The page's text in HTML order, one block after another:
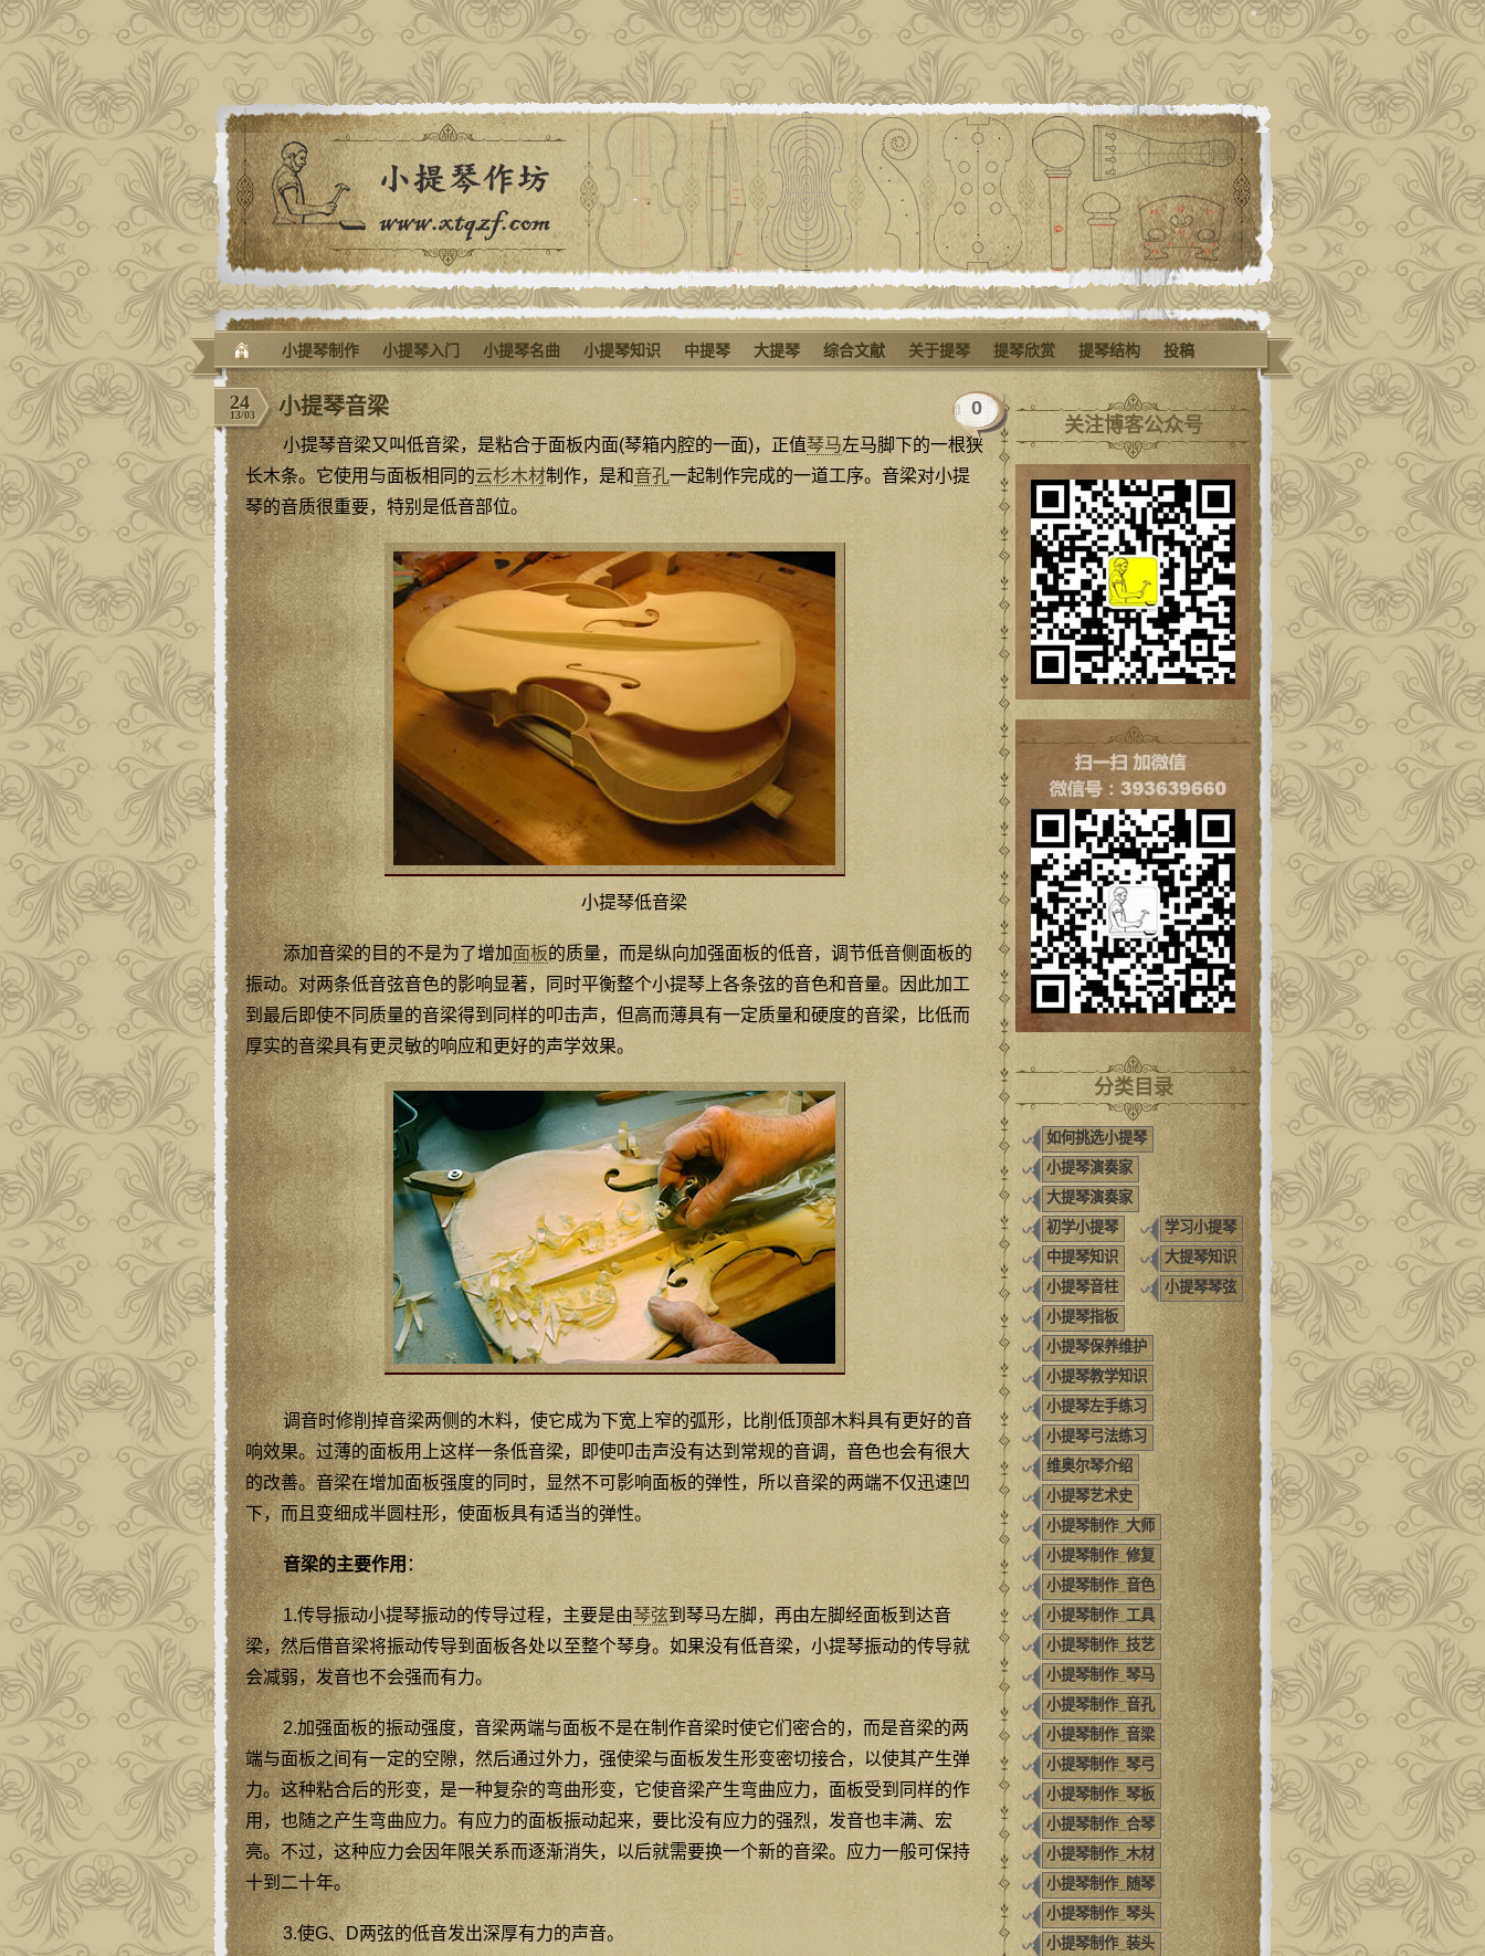
小提琴制作 小提琴入门 小提琴名曲 小提琴知识 中提琴 大提琴 综合文献 关于提琴 提琴欣赏 提琴结构 投稿
小提琴音梁
小提琴音梁又叫低音梁，是粘合于面板内面(琴箱内腔的一面)，正值琴马左马脚下的一根狭
长木条。它使用与面板相同的云杉木材制作，是和音孔一起制作完成的一道工序。音梁对小提
琴的音质很重要，特别是低音部位。
小提琴低音梁
添加音梁的目的不是为了增加面板的质量，而是纵向加强面板的低音，调节低音侧面板的
振动。对两条低音弦音色的影响显著，同时平衡整个小提琴上各条弦的音色和音量。因此加工
到最后即使不同质量的音梁得到同样的叩击声，但高而薄具有一定质量和硬度的音梁，比低而
厚实的音梁具有更灵敏的响应和更好的声学效果。
调音时修削掉音梁两侧的木料，使它成为下宽上窄的弧形，比削低顶部木料具有更好的音
响效果。过薄的面板用上这样一条低音梁，即使叩击声没有达到常规的音调，音色也会有很大
的改善。音梁在增加面板强度的同时，显然不可影响面板的弹性，所以音梁的两端不仅迅速凹
下，而且变细成半圆柱形，使面板具有适当的弹性。
音梁的主要作用 ：
1.传导振动小提琴振动的传导过程，主要是由琴弦到琴马左脚，再由左脚经面板到达音
梁，然后借音梁将振动传导到面板各处以至整个琴身。如果没有低音梁，小提琴振动的传导就
会减弱，发音也不会强而有力。
2.加强面板的振动强度，音梁两端与面板不是在制作音梁时使它们密合的，而是音梁的两
端与面板之间有一定的空隙，然后通过外力，强使梁与面板发生形变密切接合，以使其产生弹
力。这种粘合后的形变，是一种复杂的弯曲形变，它使音梁产生弯曲应力，面板受到同样的作
用，也随之产生弯曲应力。有应力的面板振动起来，要比没有应力的强烈，发音也丰满、宏
亮。不过，这种应力会因年限关系而逐渐消失，以后就需要换一个新的音梁。应力一般可保持
十到二十年。
3.使G、D两弦的低音发出深厚有力的声音。
0
24
13/03 关注博客公众号
分类目录
如何挑选小提琴
小提琴演奏家
大提琴演奏家
初学小提琴
学习小提琴
中提琴知识
大提琴知识
小提琴音柱
小提琴琴弦
小提琴指板
小提琴保养维护
小提琴教学知识
小提琴左手练习
小提琴弓法练习
维奥尔琴介绍
小提琴艺术史
小提琴制作_大师
小提琴制作_修复
小提琴制作_音色
小提琴制作_工具
小提琴制作_技艺
小提琴制作_琴马
小提琴制作_音孔
小提琴制作_音梁
小提琴制作_琴弓
小提琴制作_琴板
小提琴制作_合琴
小提琴制作_木材
小提琴制作_随琴
小提琴制作_琴头
小提琴制作_装头